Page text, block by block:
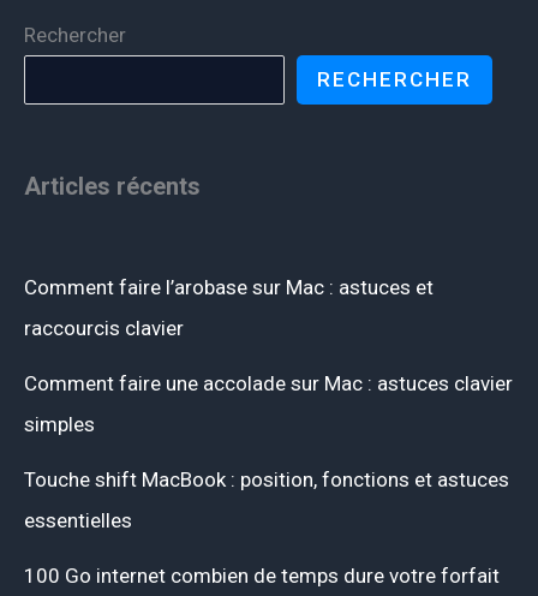
Rechercher
RECHERCHER
Articles récents
Comment faire l’arobase sur Mac : astuces et
raccourcis clavier
Comment faire une accolade sur Mac : astuces clavier
simples
Touche shift MacBook : position, fonctions et astuces
essentielles
100 Go internet combien de temps dure votre forfait